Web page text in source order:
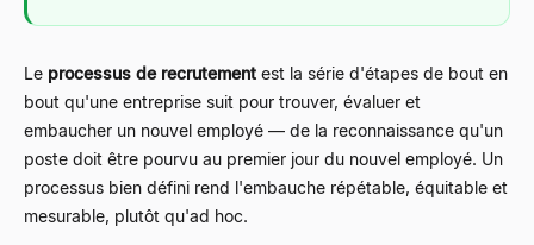
Le processus de recrutement est la série d'étapes de bout en
bout qu'une entreprise suit pour trouver, évaluer et
embaucher un nouvel employé — de la reconnaissance qu'un
poste doit être pourvu au premier jour du nouvel employé. Un
processus bien défini rend l'embauche répétable, équitable et
mesurable, plutôt qu'ad hoc.